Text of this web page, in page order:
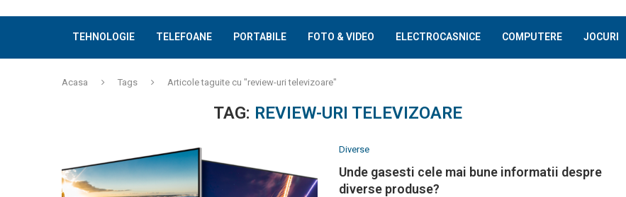
TEHNOLOGIE TELEFOANE PORTABILE FOTO & VIDEO ELECTROCASNICE COMPUTERE JOCURI
Acasa Tags Articole taguite cu "review-uri televizoare"
TAG: REVIEW-URI TELEVIZOARE
Diverse
Unde gasesti cele mai bune informatii despre
diverse produse?